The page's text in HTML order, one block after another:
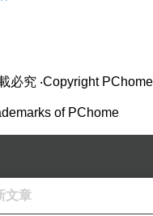
必究 ‧Copyright PChome
of PChome
文章